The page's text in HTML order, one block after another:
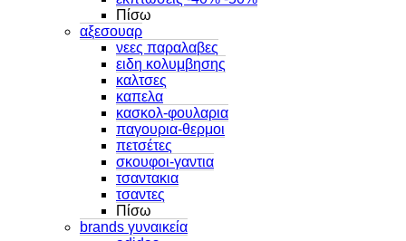
Πίσω
αξεσουαρ
νεες παραλαβες
ειδη κολυμβησης
καλτσες
καπελα
κασκολ-φουλαρια
παγουρια-θερμοι
πετσέτες
σκουφοι-γαντια
τσαντακια
τσαντες
Πίσω
brands γυναικεία